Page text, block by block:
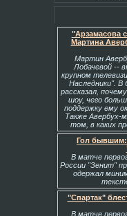
"Арзамасова
Мартина
Мартин
Лобачевой --
крупном
Наследники". В
рассказал,
шоу, чего
поддержку ему
Также Авербух-
том, в каких
Гол
В матче
России "Зенит"
одержал
"Спартак"
В матче